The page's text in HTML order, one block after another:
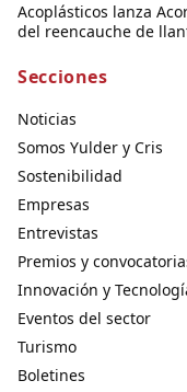
Acoplásticos lanza
del reencauche de
Secciones
Noticias
Somos Yulder y Cris
Sostenibilidad
Empresas
Entrevistas
Premios y
Innovación y
Eventos del sector
Turismo
Boletines